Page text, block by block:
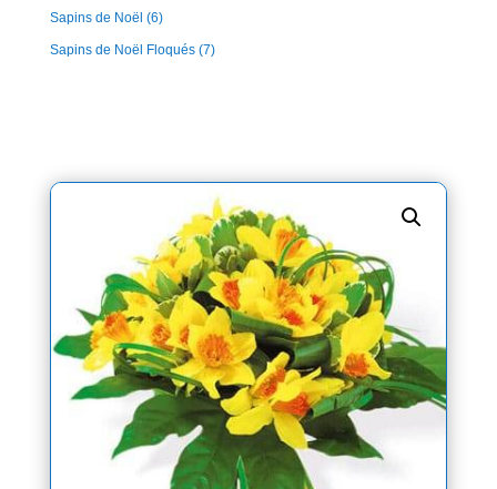
Sapins de Noël (6)
Sapins de Noël Floqués (7)